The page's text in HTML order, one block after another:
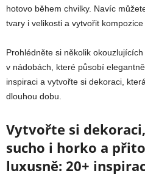
hotovo během chvilky. Navíc
tvary i velikosti a vytvořit
Prohlédněte si několik
v nádobách, které působí
inspiraci a vytvořte si dekoraci,
dlouhou dobu.
Vytvořte si
sucho i horko a
luxusně: 20+